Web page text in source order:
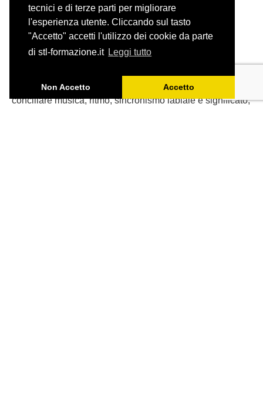
tecnici e di terze parti per migliorare
l'esperienza utente. Cliccando sul tasto
"Accetto" accetti l'utilizzo dei cookie da parte
di stl-formazione.it Leggi tutto
Non Accetto Accetto
Adattare una canzone: il caso
Tradurre una canzone per il doppiaggio significa
conciliare musica, ritmo, sincronismo labiale e significato,